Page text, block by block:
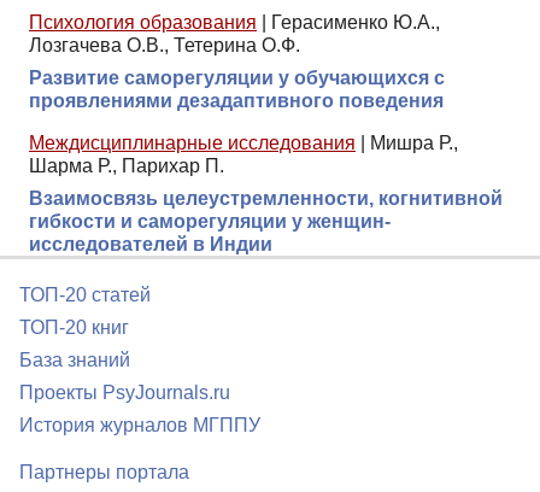
Психология образования
Герасименко Ю.А.,
Лозгачева О.В., Тетерина О.Ф.
Развитие саморегуляции у обучающихся с
проявлениями дезадаптивного поведения
Междисциплинарные исследования
Мишра Р.,
Шарма Р., Парихар П.
Взаимосвязь целеустремленности, когнитивной
гибкости и саморегуляции у женщин-
исследователей в Индии
ТОП-20 статей
ТОП-20 книг
База знаний
Проекты PsyJournals.ru
История журналов МГППУ
Партнеры портала